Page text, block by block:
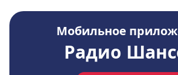
Мобильное
Радио